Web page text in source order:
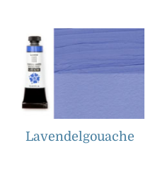
Lavendelgouache